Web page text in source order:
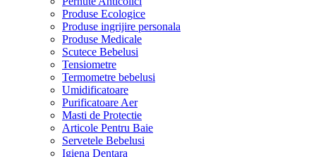
Produse Ecologice
Produse ingrijire personala
Produse Medicale
Scutece Bebelusi
Tensiometre
Termometre bebelusi
Umidificatoare
Purificatoare Aer
Masti de Protectie
Articole Pentru Baie
Servetele Bebelusi
Igiena Dentara